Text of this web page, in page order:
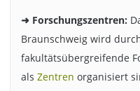
➜ Forschungszentren:
Braunschweig wird
fakultätsübergreifende
als Zentren organisiert